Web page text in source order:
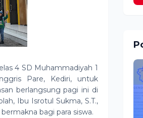
4 SD Muhammadiyah 1
Pare, Kediri, untuk
berlangsung pagi ini di
Ibu Isrotul Sukma, S.T.,
bagi para siswa.